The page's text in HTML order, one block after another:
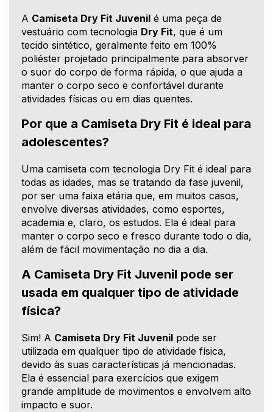
A Camiseta Dry Fit Juvenil é uma peça de
vestuário com tecnologia Dry Fit, que é um
tecido sintético, geralmente feito em 100%
poliéster projetado principalmente para absorver
o suor do corpo de forma rápida, o que ajuda a
manter o corpo seco e confortável durante
atividades físicas ou em dias quentes.
Por que a Camiseta Dry Fit é ideal para
adolescentes?
Uma camiseta com tecnologia Dry Fit é ideal para
todas as idades, mas se tratando da fase juvenil,
por ser uma faixa etária que, em muitos casos,
envolve diversas atividades, como esportes,
academia e, claro, os estudos. Ela é ideal para
manter o corpo seco e fresco durante todo o dia,
além de fácil movimentação no dia a dia.
A Camiseta Dry Fit Juvenil pode ser
usada em qualquer tipo de atividade
física?
Sim! A Camiseta Dry Fit Juvenil pode ser
utilizada em qualquer tipo de atividade física,
devido às suas características já mencionadas.
Ela é essencial para exercícios que exigem
grande amplitude de movimentos e envolvem alto
impacto e suor.